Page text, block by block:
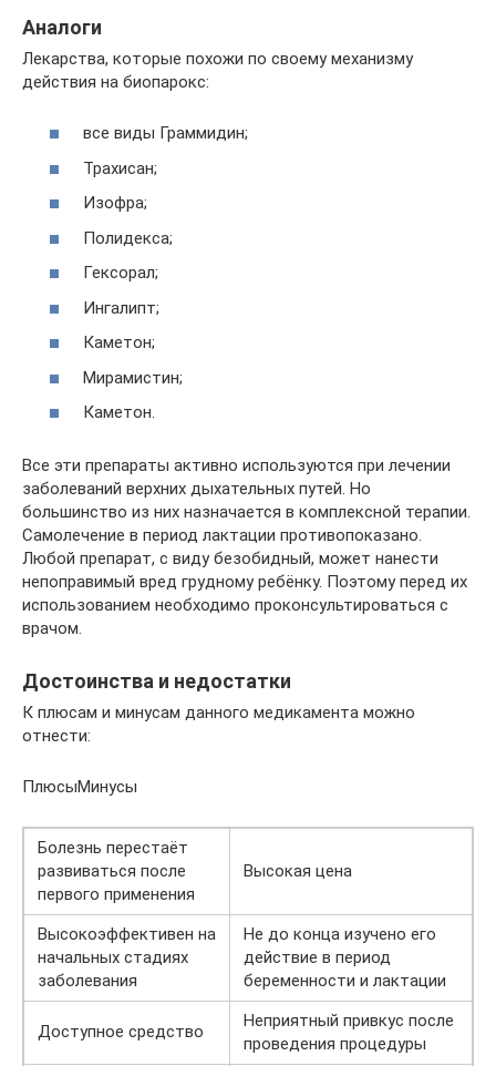
Аналоги
Лекарства, которые похожи по своему механизму
действия на биопарокс:
все виды Граммидин;
Трахисан;
Изофра;
Полидекса;
Гексорал;
Ингалипт;
Каметон;
Мирамистин;
Каметон.
Все эти препараты активно используются при лечении
заболеваний верхних дыхательных путей. Но
большинство из них назначается в комплексной терапии.
Самолечение в период лактации противопоказано.
Любой препарат, с виду безобидный, может нанести
непоправимый вред грудному ребёнку. Поэтому перед их
использованием необходимо проконсультироваться с
врачом.
Достоинства и недостатки
К плюсам и минусам данного медикамента можно
отнести:
ПлюсыМинусы
Болезнь перестаёт
развиваться после
первого применения
Высокая цена
Высокоэффективен на
начальных стадиях
заболевания
Не до конца изучено его
действие в период
беременности и лактации
Доступное средство
Неприятный привкус после
проведения процедуры